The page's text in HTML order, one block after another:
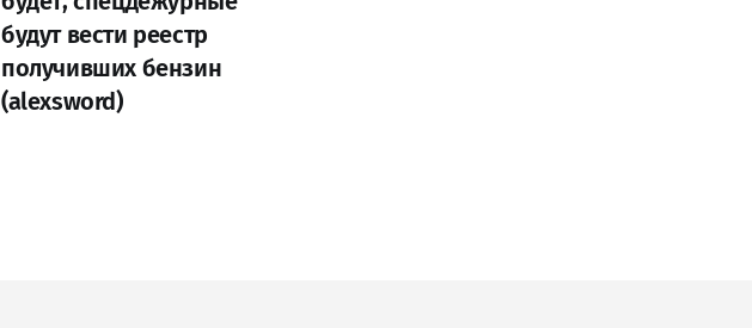
будут вести реестр
получивших бензин
(alexsword)